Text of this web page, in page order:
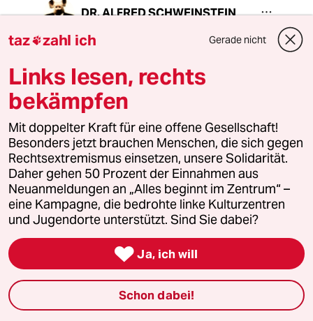
DR. ALFRED SCHWEINSTEIN
@4932 (Profil gelöscht):
Sie haben offenbar nicht gemerkt,
daß "Jetzt wissen Sie, worum sich ein
doitscher Generalbundesanwalt zu
kümmern hat." ironisch gemeint ist.
Natürlich teile ich Ihre Ansicht voll
und ganz.
Wurstprofessor
13.08.2015, 19:47 Uhr
Daß an so einem Ort ausgerechnet ein
Finkelstein lange gestanden hat, kann ich mir
nicht vorstellen.
Dieses Jamel hat 29 Einwohner, davon sind die
taz zahl ich Gerade nicht
Links lesen, rechts
bekämpfen
Mit doppelter Kraft für eine offene Gesellschaft!
Besonders jetzt brauchen Menschen, die sich gegen
Rechtsextremismus einsetzen, unsere Solidarität.
Daher gehen 50 Prozent der Einnahmen aus
Neuanmeldungen an „Alles beginnt im Zentrum“ –
eine Kampagne, die bedrohte linke Kulturzentren
und Jugendorte unterstützt. Sind Sie dabei?
 Ja, ich will
Schon dabei!